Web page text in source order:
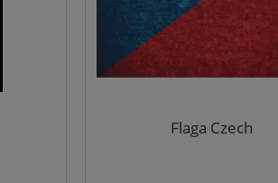
Flaga Czech